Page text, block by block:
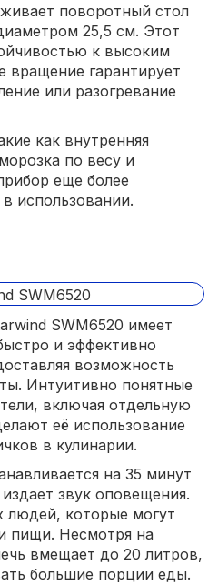
поворотный стол
25,5 см. Этот
к высоким
вращение гарантирует
или разогревание
как внутренняя
по весу и
еще более
использовании.
SWM6520 имеет
и эффективно
возможность
Интуитивно понятные
включая отдельную
её использование
в кулинарии.
на 35 минут
звук оповещения.
людей, которые могут
пищи. Несмотря на
вмещает до 20 литров,
большие порции еды.